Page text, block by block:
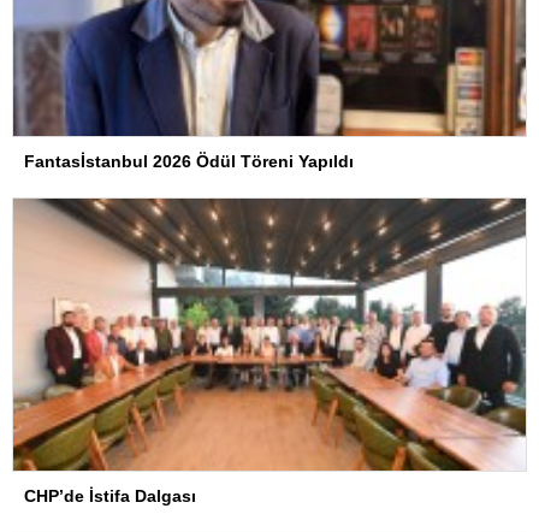
Fantasİstanbul 2026 Ödül Töreni Yapıldı
CHP’de İstifa Dalgası